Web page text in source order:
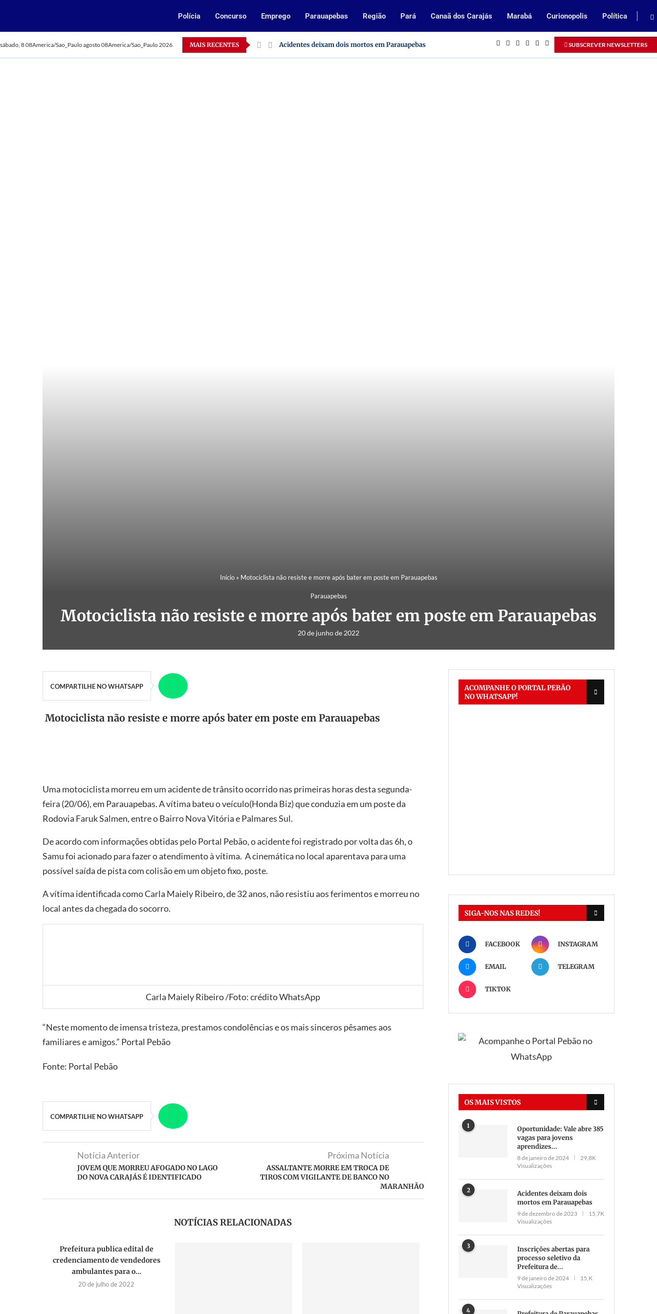
Polícia Concurso Emprego Parauapebas Região Pará Canaã dos Carajás Marabá Curionopolis Política
sábado, 8 08America/Sao_Paulo agosto 08America/Sao_Paulo 2026 MAIS RECENTES
Oportunidade: Vale abre 385 vagas para jovens aprendizes no Pará Acidentes deixam dois mortos em Parauapebas Inscrições abertas para processo
SUBSCREVER NEWSLETTERS
Início» Motociclista não resiste e morre após bater em poste em Parauapebas
Parauapebas
Motociclista não resiste e morre após bater em poste em Parauapebas
20 de junho de 2022
COMPARTILHE NO WHATSAPP
Motociclista não resiste e morre após bater em poste em Parauapebas
Uma motociclista morreu em um acidente de trânsito ocorrido nas primeiras horas desta segunda-
feira (20/06), em Parauapebas. A vítima bateu o veículo(Honda Biz) que conduzia em um poste da
Rodovia Faruk Salmen, entre o Bairro Nova Vitória e Palmares Sul.
De acordo com informações obtidas pelo Portal Pebão, o acidente foi registrado por volta das 6h, o
Samu foi acionado para fazer o atendimento à vítima. A cinemática no local aparentava para uma
possível saída de pista com colisão em um objeto fixo, poste.
A vítima identificada como Carla Maiely Ribeiro, de 32 anos, não resistiu aos ferimentos e morreu no
local antes da chegada do socorro.
Carla Maiely Ribeiro/Foto: crédito WhatsApp
“Neste momento de imensa tristeza, prestamos condolências e os mais sinceros pêsames aos
familiares e amigos.” Portal Pebão
Fonte: Portal Pebão
COMPARTILHE NO WHATSAPP
Notícia Anterior
JOVEM QUE MORREU AFOGADO NO LAGO
DO NOVA CARAJÁS É IDENTIFICADO
Próxima Notícia
ASSALTANTE MORRE EM TROCA DE
TIROS COM VIGILANTE DE BANCO NO
MARANHÃO
NOTÍCIAS RELACIONADAS
Prefeitura publica edital de
credenciamento de vendedores
ambulantes para o...
20 de julho de 2022
ACOMPANHE O PORTAL PEBÃO
NO WHATSAPP!
SIGA-NOS NAS REDES!
FACEBOOK INSTAGRAM
EMAIL TELEGRAM
TIKTOK
OS MAIS VISTOS
1
Oportunidade: Vale abre 385
vagas para jovens
aprendizes...
8 de janeiro de 2024
29,8K
Visualizações
2
Acidentes deixam dois
mortos em Parauapebas
9 de dezembro de 2023
15,7K
Visualizações
3
Inscrições abertas para
processo seletivo da
Prefeitura de...
9 de janeiro de 2024
15,K
Visualizações
4